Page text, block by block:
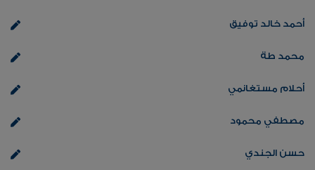
أحمد خالد توفيق
محمد طة
أحلام مستغانمي
مصطفي محمود
حسن الجندي